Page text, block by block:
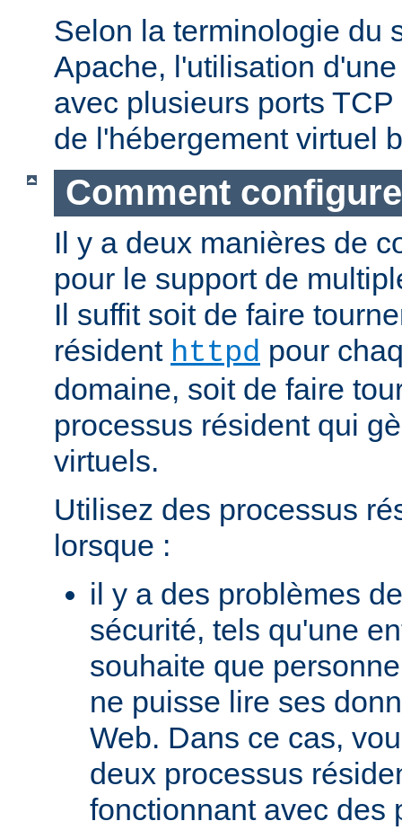
Selon la terminologie du
Apache, l'utilisation
avec plusieurs ports
de l'hébergement virtuel
Comment
Il y a deux manières de
pour le support de
Il suffit soit de faire
résident httpd pour
domaine, soit de faire
processus résident qui
virtuels.
Utilisez des processus
lorsque :
il y a des problèmes
sécurité, tels qu'une
souhaite que
ne puisse lire ses
Web. Dans ce cas,
deux processus
fonctionnant avec des